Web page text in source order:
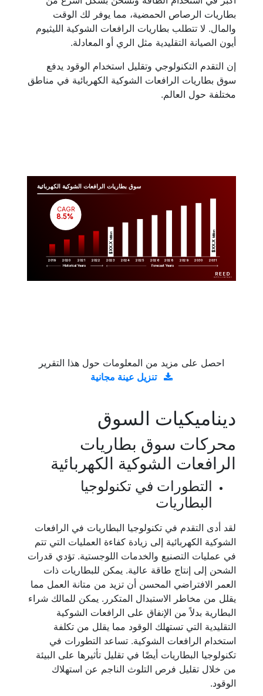
بطاريات الرصاص الحمضية، مما يوفر لك الوقت
والمال. لا تتطلب بطاريات الرافعات الشوكية الليثيوم
أيون الصيانة التقليدية مثل الري أو المعادلة.
إن التقدم التكنولوجي وتقليل استخدام الوقود يدفع
سوق بطاريات الرافعات الشوكية الكهربائية في مناطق
مختلفة حول العالم.
سوق بطاريات الرافعات الشوكية الكهربائية
2019 2020 2021 2022 2023 2024 2025 2026 2028 2029 2030 2031
$XX.X
Million
$XX.X
Million
CAGR
8.5%
Historical Years Forecast Years
احصل على مزيد من المعلومات حول هذا التقرير
تنزيل عينة مجانية
ديناميكيات السوق
محركات سوق بطاريات
الرافعات الشوكية الكهربائية
التطورات في تكنولوجيا
البطاريات
لقد أدى التقدم في تكنولوجيا البطاريات في الرافعات
الشوكية الكهربائية إلى زيادة كفاءة العمليات التي تتم
في عمليات التصنيع والخدمات اللوجستية. تؤدي قدرات
الشحن إلى إنتاج طاقة عالية. يمكن للبطاريات ذات
العمر الافتراضي المحسن أن تزيد من متانة العمل مما
يقلل من مخاطر الاستبدال المتكرر. يمكن للمالك شراء
البطارية بدلاً من الإنفاق على الرافعات الشوكية
التقليدية التي تستهلك الوقود مما يقلل من تكلفة
استخدام الرافعات الشوكية. تساعد التطورات في
تكنولوجيا البطاريات أيضًا في تقليل تأثيرها على البيئة
من خلال تقليل فرص التلوث الناجم عن استهلاك
الوقود.